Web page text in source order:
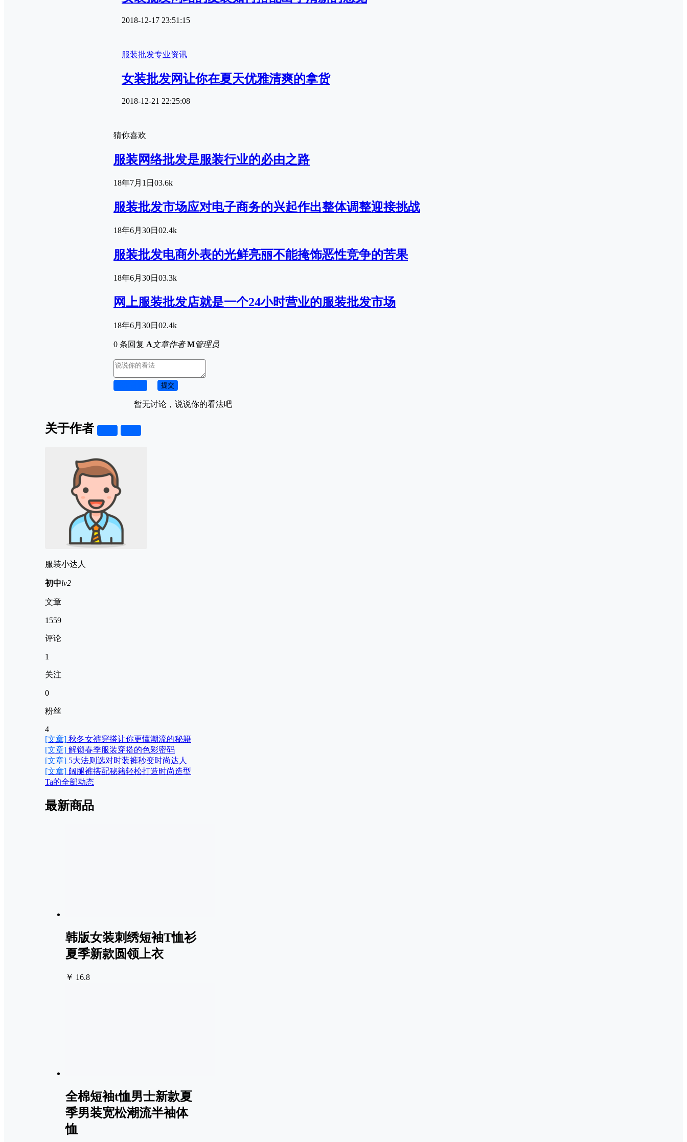
2018-12-17 23:51:15
服装批发专业资讯
女装批发网让你在夏天优雅清爽的拿货
2018-12-21 22:25:08
猜你喜欢
服装网络批发是服装行业的必由之路
18年7月1日 03.6k
服装批发市场应对电子商务的兴起作出整体调整迎接挑战
18年6月30日 02.4k
服装批发电商外表的光鲜亮丽不能掩饰恶性竞争的苦果
18年6月30日 03.3k
网上服装批发店就是一个24小时营业的服装批发市场
18年6月30日 02.4k
0 条回复 A文章作者 M管理员
提交
暂无讨论，说说你的看法吧
关于作者
服装小达人
初中lv2
文章
1559
评论
1
关注
0
粉丝
4
[文章] 秋冬女裤穿搭让你更懂潮流的秘籍
[文章] 解锁春季服装穿搭的色彩密码
[文章] 5大法则选对时装裤秒变时尚达人
[文章] 阔腿裤搭配秘籍轻松打造时尚造型
Ta的全部动态
最新商品
韩版女装刺绣短袖T恤衫
夏季新款圆领上衣
￥ 16.8
全棉短袖t恤男士新款夏
季男装宽松潮流半袖体
恤